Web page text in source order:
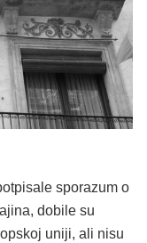
sporazum o
dobile su
uniji, ali nisu